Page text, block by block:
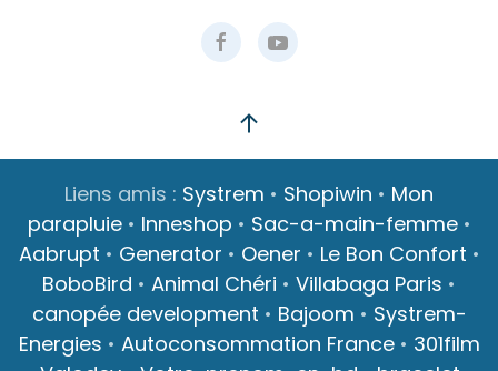
Liens amis : Systrem • Shopiwin • Mon
parapluie• Inneshop • Sac-a-main-femme•
Aabrupt • Generator • Oener • Le Bon Confort •
BoboBird • Animal Chéri • Villabaga Paris •
canopée development • Bajoom • Systrem-
Energies • Autoconsommation France• 301film